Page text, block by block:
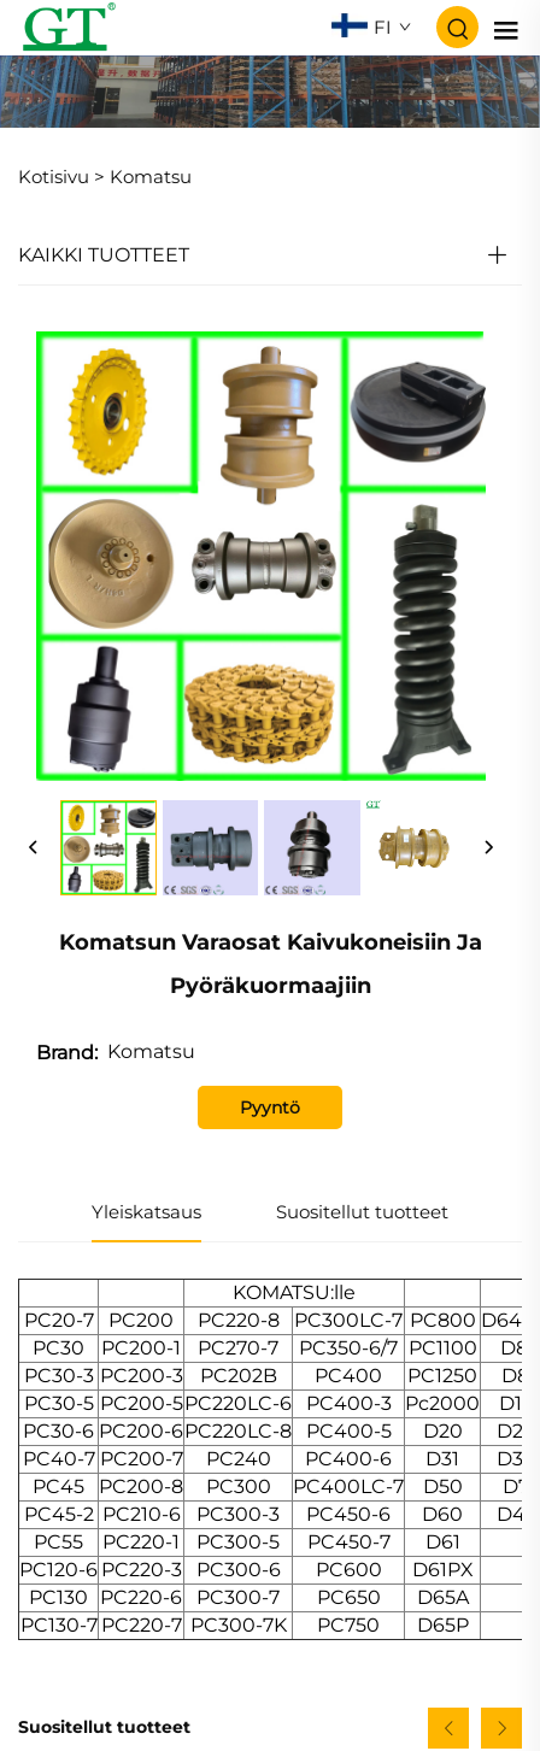
FI
Kotisivu > Komatsu
KAIKKI TUOTTEET
Komatsun Varaosat Kaivukoneisiin Ja
Pyöräkuormaajiin
Brand: Komatsu
Pyyntö
Yleiskatsaus Suositellut tuotteet
KOMATSU:lle
PC20-7
PC200 PC220-8 PC300LC-7 PC800
PC30
PC200-1 PC270-7 PC350-6/7 PC1100
D80
PC30-3 PC200-3 PC202B PC400 PC1250
D85
PC30-5 PC200-5PC220LC-6 PC400-3 Pc2000
PC30-6 PC200-6PC220LC-8 PC400-5 D20
PC40-7 PC200-7 PC240 PC400-6 D31
PC45
PC200-8 PC300 PC400LC-7 D50
D75
PC45-2 PC210-6 PC300-3 PC450-6 D60
PC55
PC220-1 PC300-5 PC450-7
D61
PC120-6 PC220-3 PC300-6 PC600
D61PX
PC130
PC220-6 PC300-7 PC650
D65A
PC130-7 PC220-7 PC300-7K PC750 D65P
Suositellut tuotteet